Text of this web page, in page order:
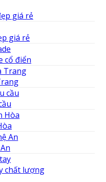
giá rẻ
giá rẻ
cổ điển
chất lượng